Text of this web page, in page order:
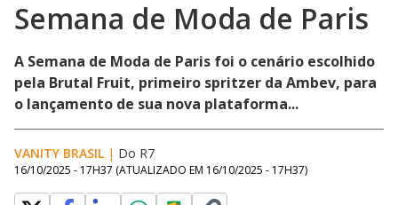
Semana de Moda de Paris
A Semana de Moda de Paris foi o cenário escolhido
pela Brutal Fruit, primeiro spritzer da Ambev, para
o lançamento de sua nova plataforma...
VANITY BRASIL | Do R7
16/10/2025 - 17H37 (ATUALIZADO EM 16/10/2025 - 17H37)